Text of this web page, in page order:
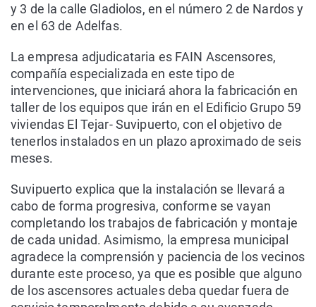
y 3 de la calle Gladiolos, en el número 2 de Nardos y
en el 63 de Adelfas.
La empresa adjudicataria es FAIN Ascensores,
compañía especializada en este tipo de
intervenciones, que iniciará ahora la fabricación en
taller de los equipos que irán en el Edificio Grupo 59
viviendas El Tejar- Suvipuerto, con el objetivo de
tenerlos instalados en un plazo aproximado de seis
meses.
Suvipuerto explica que la instalación se llevará a
cabo de forma progresiva, conforme se vayan
completando los trabajos de fabricación y montaje
de cada unidad. Asimismo, la empresa municipal
agradece la comprensión y paciencia de los vecinos
durante este proceso, ya que es posible que alguno
de los ascensores actuales deba quedar fuera de